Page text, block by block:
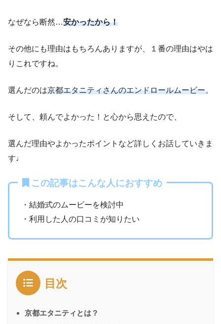
なぜなら断然…安かったから！
その他にも理由はもちろんありますが、１番の理由はやは
りこれですね。
選んだのは京都エタニティさんのエンドロールムービー。
そして、頼んでよかった！と心から思えたので、
選んだ理由やよかったポイントなど詳しくお話していきま
す♩
この記事はこんな人におすすめ
・結婚式のムービーを検討中
・利用した人の口コミが知りたい
目次
京都エタニティとは？